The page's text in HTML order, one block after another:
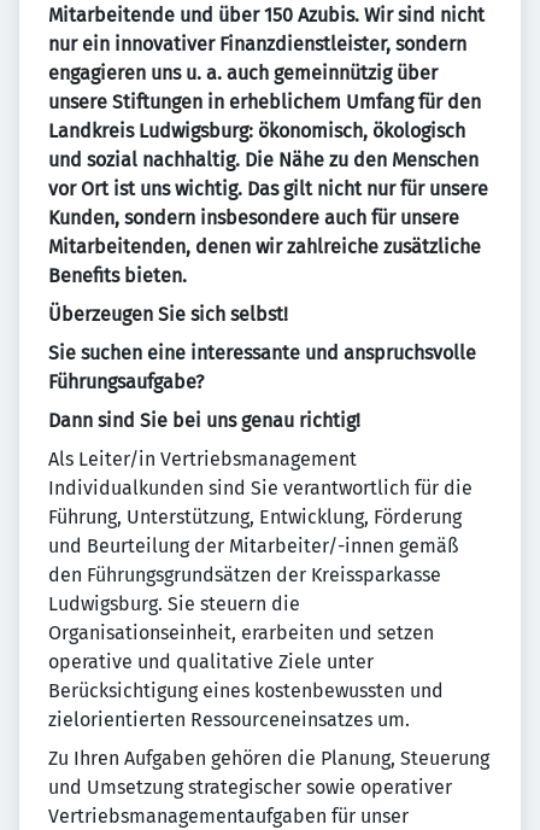
Mitarbeitende und über 150 Azubis. Wir sind nicht
nur ein innovativer Finanzdienstleister, sondern
engagieren uns u. a. auch gemeinnützig über
unsere Stiftungen in erheblichem Umfang für den
Landkreis Ludwigsburg: ökonomisch, ökologisch
und sozial nachhaltig. Die Nähe zu den Menschen
vor Ort ist uns wichtig. Das gilt nicht nur für unsere
Kunden, sondern insbesondere auch für unsere
Mitarbeitenden, denen wir zahlreiche zusätzliche
Benefits bieten.
Überzeugen Sie sich selbst!
Sie suchen eine interessante und anspruchsvolle
Führungsaufgabe?
Dann sind Sie bei uns genau richtig!
Als Leiter/in Vertriebsmanagement
Individualkunden sind Sie verantwortlich für die
Führung, Unterstützung, Entwicklung, Förderung
und Beurteilung der Mitarbeiter/-innen gemäß
den Führungsgrundsätzen der Kreissparkasse
Ludwigsburg. Sie steuern die
Organisationseinheit, erarbeiten und setzen
operative und qualitative Ziele unter
Berücksichtigung eines kostenbewussten und
zielorientierten Ressourceneinsatzes um.
Zu Ihren Aufgaben gehören die Planung, Steuerung
und Umsetzung strategischer sowie operativer
Vertriebsmanagementaufgaben für unser